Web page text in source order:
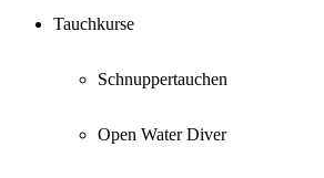
Tauchkurse
Schnuppertauchen
Open Water Diver